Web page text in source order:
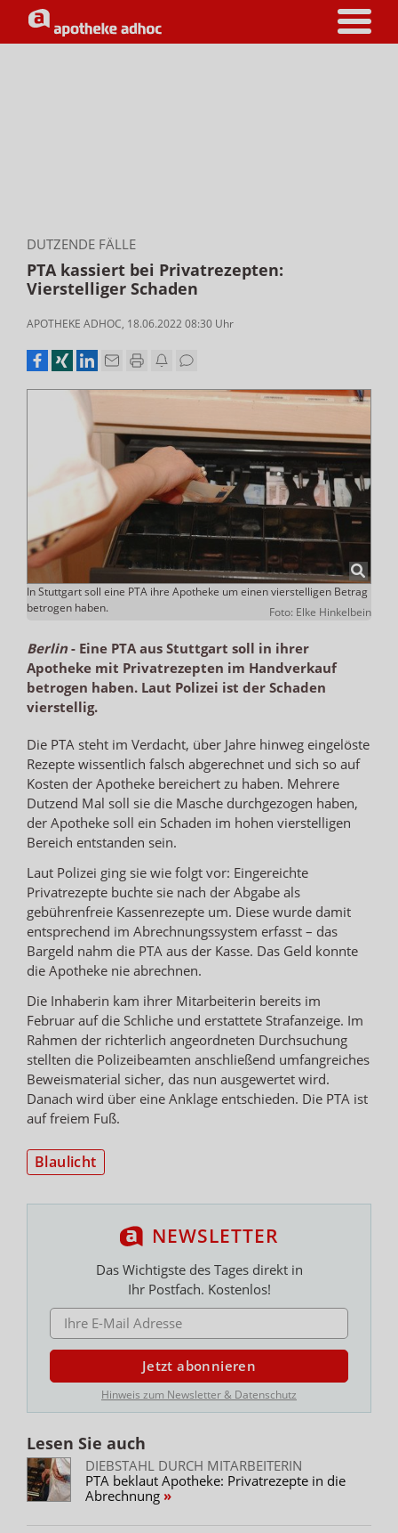
DUTZENDE FÄLLE
PTA kassiert bei Privatrezepten:
Vierstelliger Schaden
APOTHEKE ADHOC, 18.06.2022 08:30 Uhr
In Stuttgart soll eine PTA ihre Apotheke um einen vierstelligen Betrag
betrogen haben.
Foto: Elke Hinkelbein
Berlin- Eine PTA aus Stuttgart soll in ihrer
Apotheke mit Privatrezepten im Handverkauf
betrogen haben. Laut Polizei ist der Schaden
vierstellig.
Die PTA steht im Verdacht, über Jahre hinweg eingelöste
Rezepte wissentlich falsch abgerechnet und sich so auf
Kosten der Apotheke bereichert zu haben. Mehrere
Dutzend Mal soll sie die Masche durchgezogen haben,
der Apotheke soll ein Schaden im hohen vierstelligen
Bereich entstanden sein.
Laut Polizei ging sie wie folgt vor: Eingereichte
Privatrezepte buchte sie nach der Abgabe als
gebührenfreie Kassenrezepte um. Diese wurde damit
entsprechend im Abrechnungssystem erfasst – das
Bargeld nahm die PTA aus der Kasse. Das Geld konnte
die Apotheke nie abrechnen.
Die Inhaberin kam ihrer Mitarbeiterin bereits im
Februar auf die Schliche und erstattete Strafanzeige. Im
Rahmen der richterlich angeordneten Durchsuchung
stellten die Polizeibeamten anschließend umfangreiches
Beweismaterial sicher, das nun ausgewertet wird.
Danach wird über eine Anklage entschieden. Die PTA ist
auf freiem Fuß.
Blaulicht
NEWSLETTER
Das Wichtigste des Tages direkt in
Ihr Postfach. Kostenlos!
E-MAIL ADRESSE
Jetzt abonnieren
Hinweis zum Newsletter & Datenschutz
Lesen Sie auch
DIEBSTAHL DURCH MITARBEITERIN
PTA beklaut Apotheke: Privatrezepte in die
Abrechnung